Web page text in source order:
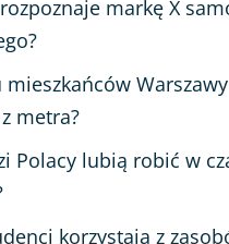
markę X
Warszawy
metra?
Polacy lubią robić w
korzystają z